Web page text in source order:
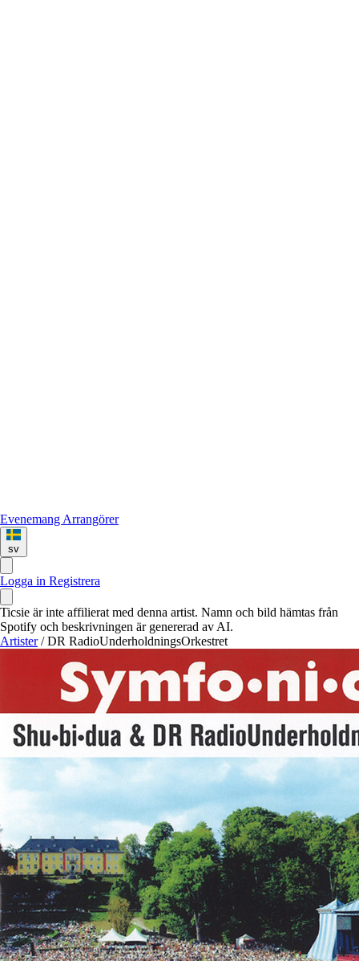
Evenemang Arrangörer
sv
Logga in Registrera
Ticsie är inte affilierat med denna artist. Namn och bild hämtas från
Spotify och beskrivningen är genererad av AI.
Artister / DR RadioUnderholdningsOrkestret